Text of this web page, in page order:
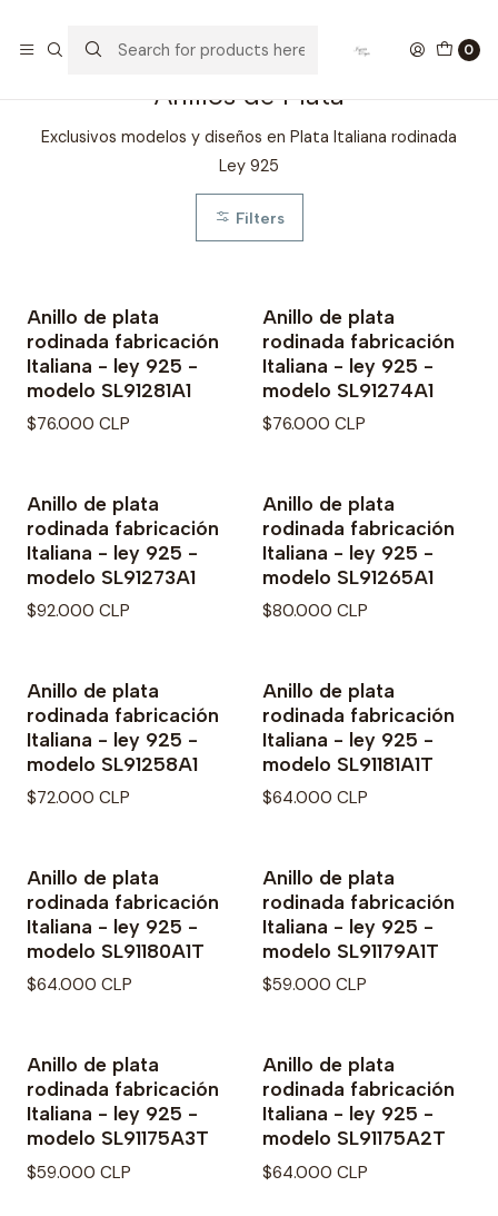
0
Anillos de Plata
Exclusivos modelos y diseños en Plata Italiana rodinada
Ley 925
Filters
Anillo de plata
rodinada fabricación
Italiana - ley 925 -
modelo SL91281A1
$76.000 CLP
Anillo de plata
rodinada fabricación
Italiana - ley 925 -
modelo SL91274A1
$76.000 CLP
Anillo de plata
rodinada fabricación
Italiana - ley 925 -
modelo SL91273A1
$92.000 CLP
Anillo de plata
rodinada fabricación
Italiana - ley 925 -
modelo SL91265A1
$80.000 CLP
Anillo de plata
rodinada fabricación
Italiana - ley 925 -
modelo SL91258A1
$72.000 CLP
Anillo de plata
rodinada fabricación
Italiana - ley 925 -
modelo SL91181A1T
$64.000 CLP
Anillo de plata
rodinada fabricación
Italiana - ley 925 -
modelo SL91180A1T
$64.000 CLP
Anillo de plata
rodinada fabricación
Italiana - ley 925 -
modelo SL91179A1T
$59.000 CLP
Anillo de plata
rodinada fabricación
Italiana - ley 925 -
modelo SL91175A3T
$59.000 CLP
Anillo de plata
rodinada fabricación
Italiana - ley 925 -
modelo SL91175A2T
$64.000 CLP